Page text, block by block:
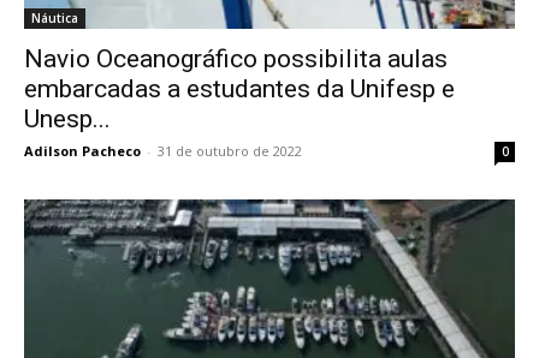
Náutica
Navio Oceanográfico possibilita aulas
embarcadas a estudantes da Unifesp e
Unesp...
Adilson Pacheco - 31 de outubro de 2022 0